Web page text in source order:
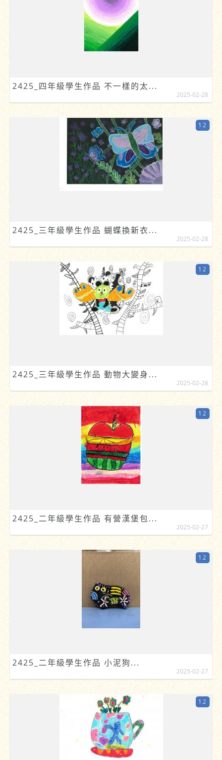
2425_四年級學生作品 不一樣的太...
2025-02-28
2425_三年級學生作品 蝴蝶換新衣...
12
2025-02-28
2425_三年級學生作品 動物大變身...
12
2025-02-28
2425_二年級學生作品 有營漢堡包...
12
2025-02-27
2425_二年級學生作品 小泥狗...
12
2025-02-27
12